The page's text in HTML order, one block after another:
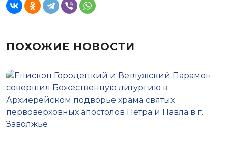
ПОХОЖИЕ НОВОСТИ